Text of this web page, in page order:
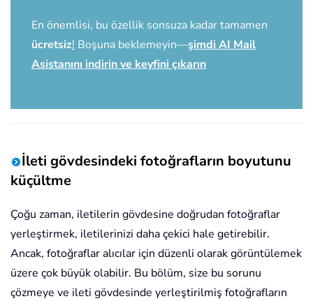
En önemlisi, bu özellik sonsuza kadar tamamen
ücretsiz! Boşuna beklemeyin—şimdi AI Mail
Asistanını indirin ve keyfini çıkarın
İleti gövdesindeki fotoğrafların boyutunu
küçültme
Çoğu zaman, iletilerin gövdesine doğrudan fotoğraflar
yerleştirmek, iletilerinizi daha çekici hale getirebilir.
Ancak, fotoğraflar alıcılar için düzenli olarak görüntülemek
üzere çok büyük olabilir. Bu bölüm, size bu sorunu
çözmeye ve ileti gövdesinde yerleştirilmiş fotoğrafların